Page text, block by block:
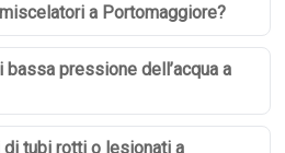
a Portomaggiore?
pressione dell’acqua a
tubi rotti o lesionati a